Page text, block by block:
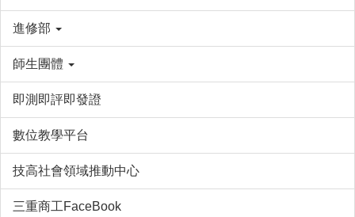
進修部
師生團體
即測即評即發證
數位教學平台
技高社會領域推動中心
三重商工FaceBook